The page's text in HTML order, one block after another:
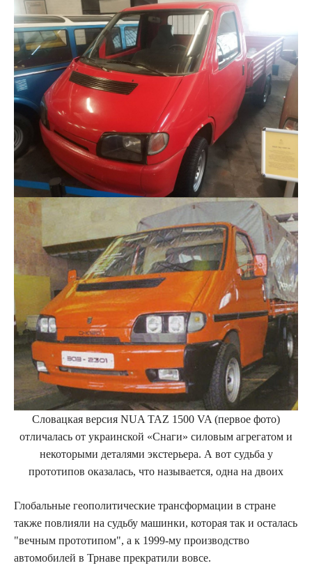
Словацкая версия NUA TAZ 1500 VA (первое фото)
отличалась от украинской «Снаги» силовым агрегатом и
некоторыми деталями экстерьера. А вот судьба у
прототипов оказалась, что называется, одна на двоих
Глобальные геополитические трансформации в стране
также повлияли на судьбу машинки, которая так и осталась
"вечным прототипом", а к 1999-му производство
автомобилей в Трнаве прекратили вовсе.